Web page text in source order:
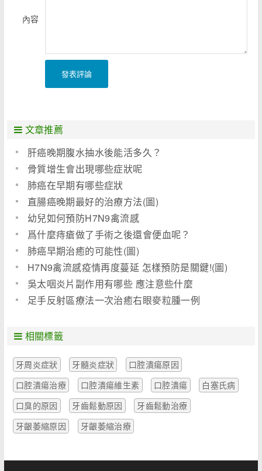
內容
發表評論
文章推薦
肝癌晚期腹水抽水後能活多久？
骨質增生會出現哪些症狀呢
肺癌在早期有哪些症狀
直腸癌晚期最好的治療方法(圖)
幼兒如何預防H7N9禽流感
爲什麼痔瘡做了手術之後還會便血呢？
肺癌早期治癒的可能性(圖)
H7N9禽流感疫情再度蔓延 怎樣預防是關鍵!(圖)
吳太咽炎片副作用有哪些 應注意些什麼
足手反射區療法一次治癒右眼麥粒腫一例
相關標籤
牙周炎症狀 牙髓炎症狀
口腔潰瘍原因
口腔潰瘍治療
口腔潰瘍維生素 口腔潰瘍
白塞氏病
口臭的原因
牙齒鬆動原因
牙齒鬆動治療
牙齦萎縮原因
牙齦萎縮治療